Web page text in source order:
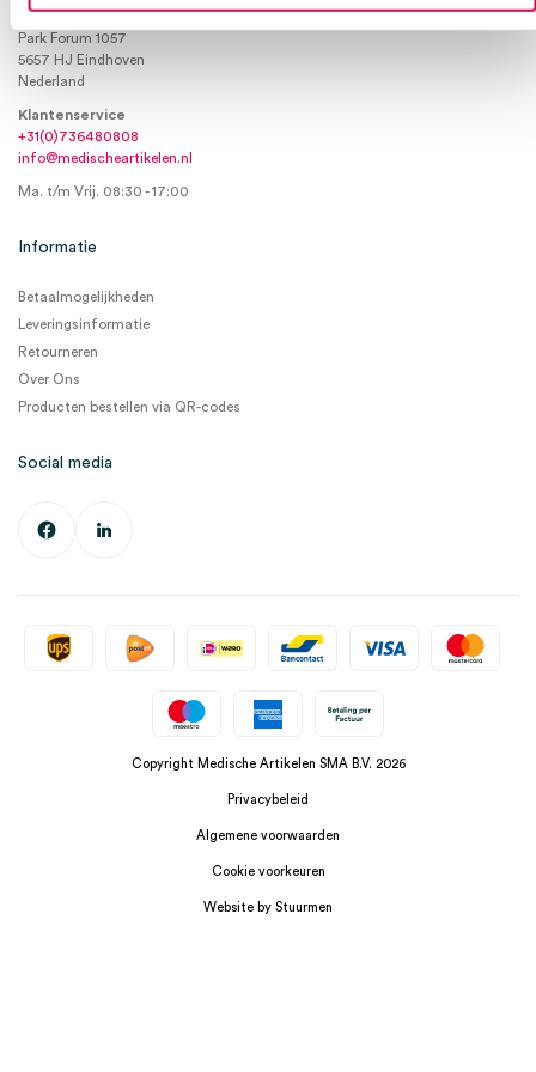
KVKnummer: 73580791
Park Forum 1057
5657 HJ Eindhoven
Nederland
Klantenservice
+31(0)736480808
info@medischeartikelen.nl
Ma. t/m Vrij. 08:30 - 17:00
Informatie
Betaalmogelijkheden
Leveringsinformatie
Retourneren
Over Ons
Producten bestellen via QR-codes
Social media
Copyright Medische Artikelen SMA B.V. 2026
Privacybeleid
Algemene voorwaarden
Cookie voorkeuren
Website by Stuurmen